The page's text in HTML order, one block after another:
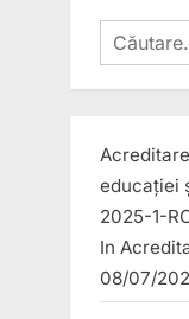
Caută
după:
educației
2025-1-
In
08/07/